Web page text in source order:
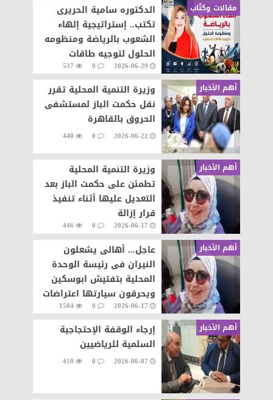
مقالات وكتّاب
الدكتوره سامية الحريرى
تكتب.. إستراتيجية إلهاء
الشعوب بالرياضة ومنظومه
الحلول لتوجيه طاقات
الشعوب نحو التطور والابداع
2026-06-29
0
537
أهم الأخبار
وزيرة التنمية المحلية تقرر
نقل حكمت الباز لمستشفى
الحروق بالقاهرة
2026-06-22
0
440
أهم الأخبار
وزيرة التنمية المحلية
تطمئن على حكمت الباز بعد
التعديل عليها أثناء تنفيذ
قرار إزالة
2026-06-17
0
446
أهم الأخبار
عاجل... أهالى يشعلون
النيران فى رئيسة الوحدة
المحلية بتفتيش ابوسكين
ويحرقون سيارتها اعتراضات
على تنفيذ قرار إزالة..
2026-06-17
0
1584
أهم الأخبار
إرجاء الوقفة الإحتجاجية
السلمية للرياضيين
2026-06-07
0
410